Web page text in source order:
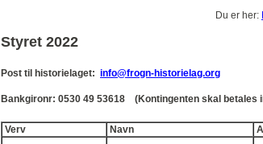
Du er her:
Styret 2022
Post til historielaget: info@frogn-historielag.org
Bankgironr: 0530 49 53618 (Kontingenten skal betales
Verv Navn